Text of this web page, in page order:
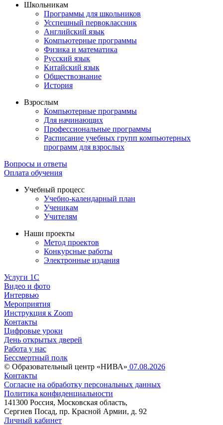
Школьникам
Программы для школьников
Усспешный первоклассник
Английский язык
Компьютерные программы
Физика и математика
Русский язык
Китайский язык
Обществознание
История
Взрослым
Компьютерные программы
Для начинающих
Профессиональные программы
Расписание учебных групп компьютерных
программ для взрослых
Вопросы и ответы
Оплата обучения
Учебный процесс
Учебно-календарный план
Ученикам
Учителям
Наши проекты
Метод проектов
Конкурсные работы
Электронные издания
Услуги 1C
Видео и фото
Интервью
Мероприятия
Инструкция к Zoom
Контакты
Цифровые уроки
День открытых дверей
Работа у нас
Бессмертный полк
© Образовательный центр «НИВА» 07.08.2026
Контакты
Согласие на обработку персональных данных
Политика конфиденциальности
141300 Россия, Московская область,
Сергиев Посад, пр. Красной Армии, д. 92
Личный кабинет